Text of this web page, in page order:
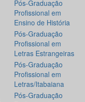
Pós-Graduação
Profissional em
Ensino de História
Pós-Graduação
Profissional em
Letras Estrangeiras
Pós-Graduação
Profissional em
Letras/Itabaiana
Pós-Graduação